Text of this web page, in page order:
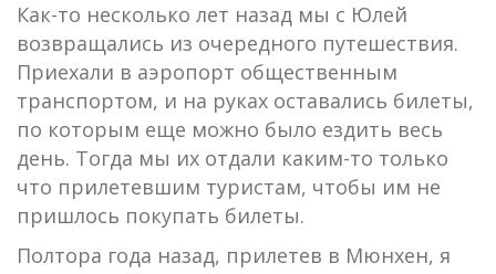
Как-то несколько лет назад мы с Юлей
возвращались из очередного путешествия.
Приехали в аэропорт общественным
транспортом, и на руках оставались билеты,
по которым еще можно было ездить весь
день. Тогда мы их отдали каким-то только
что прилетевшим туристам, чтобы им не
пришлось покупать билеты.
Полтора года назад, прилетев в Мюнхен, я